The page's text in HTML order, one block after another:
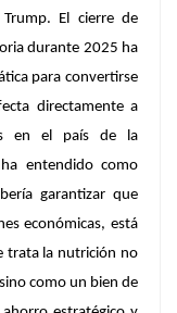
El cierre de
durante 2025 ha
para convertirse
directamente a
en el país de la
entendido como
garantizar que
económicas, está
trata la nutrición no
como un bien de